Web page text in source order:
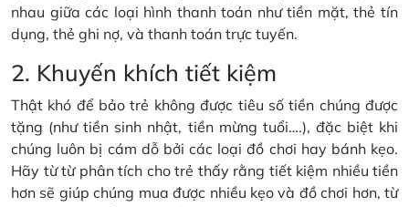
nhau giữa các loại hình thanh toán như tiền mặt, thẻ tín
dụng, thẻ ghi nợ, và thanh toán trực tuyến.
2. Khuyến khích tiết kiệm
Thật khó để bảo trẻ không được tiêu số tiền chúng được
tặng (như tiền sinh nhật, tiền mừng tuổi….), đặc biệt khi
chúng luôn bị cám dỗ bởi các loại đồ chơi hay bánh kẹo.
Hãy từ từ phân tích cho trẻ thấy rằng tiết kiệm nhiều tiền
hơn sẽ giúp chúng mua được nhiều kẹo và đồ chơi hơn, từ